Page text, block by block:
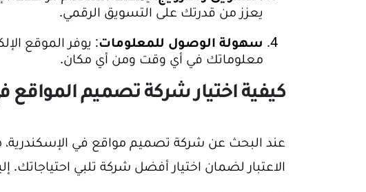
يعزز من قدرتك على التسويق الرقمي.
سهولة الوصول للمعلومات: يوفر الموقع
معلوماتك في أي وقت ومن أي مكان.
كيفية اختيار شركة تصميم المواقع
عند البحث عن شركة تصميم مواقع في الإسكندرية،
الاعتبار لضمان اختيار أفضل شركة تلبي